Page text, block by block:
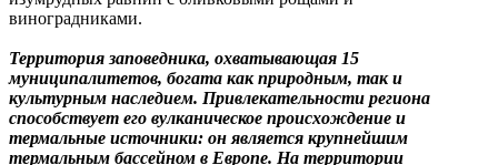
виноградниками.
Территория заповедника, охватывающая 15
муниципалитетов, богата как природным, так и
культурным наследием. Привлекательности региона
способствует его вулканическое происхождение и
термальные источники: он является крупнейшим
термальным бассейном в Европе. На территории